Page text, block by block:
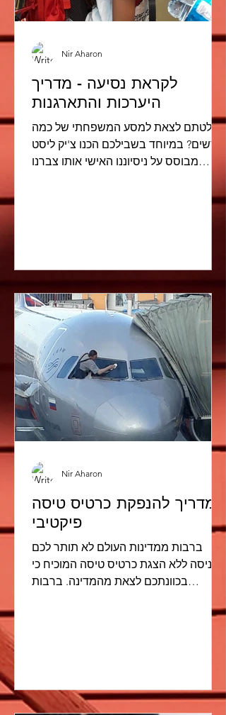
לקראת נסיעה - מדריך
היערכות והתארגנות
החלטתם לצאת למסע המשפחתי של כמה
חודשים? במיוחד בשבילכם הכנו צ'יק ליסט
מבוסס על ניסיוננו האישי אותו צברנו
Nir Aharon
המדריך להנפקת כרטיס טיסה
פיקטיבי
ברבות ממדינות העולם לא תותר לכם
כניסה ללא הצגת כרטיס טיסה המוכיח כי
בכוונתכם לצאת מהמדינה. ברבות
Nir Aharon